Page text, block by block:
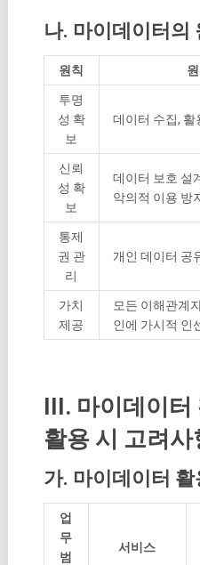
나. 마이데이터의
원칙
투명
성 확
보
데이터 수집, 활
신뢰
성 확
보
데이터 보호 설
악의적 이용 방
통제
권 관
리
개인 데이터 공
가치
제공
모든 이해관계
인에 가시적 인
III. 마이데이터
활용 시 고려사
가. 마이데이터
업
무
범
서비스